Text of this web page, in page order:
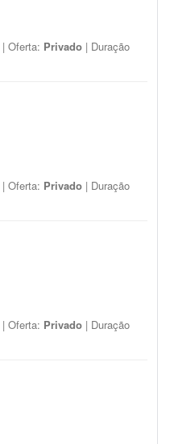
| Oferta: Privado | Duração
| Oferta: Privado | Duração
| Oferta: Privado | Duração